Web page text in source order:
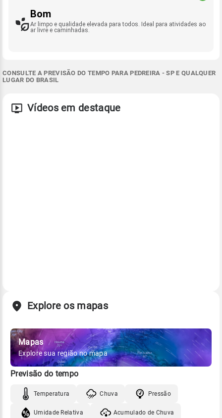
Bom
Ar limpo e qualidade elevada para todos. Ideal para atividades ao
ar livre e caminhadas.
CONSULTE A PREVISÃO DO TEMPO PARA PEDREIRA - SP E QUALQUER
LUGAR DO BRASIL
Vídeos em destaque
Explore os mapas
Mapas
Explore sua região no mapa
Previsão do tempo
Temperatura Chuva Pressão
Umidade Relativa Acumulado de Chuva